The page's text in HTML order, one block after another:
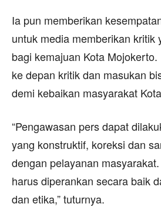
Ia pun memberikan
untuk media memberikan kritik
bagi kemajuan Kota
ke depan kritik dan masukan
demi kebaikan masyarakat
“Pengawasan pers dapat
yang konstruktif, koreksi dan
dengan pelayanan
harus diperankan secara baik
dan etika,” tuturnya.